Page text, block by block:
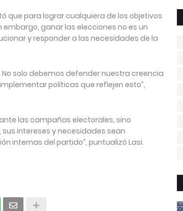
que para lograr cualquiera de los objetivos
ganar las elecciones no es un
y responder a las necesidades de la
solo debemos defender nuestra creencia
políticas que reflejen esto”,
las campañas electorales, sino
intereses y necesidades sean
internas del partido”, puntualizó Lasi.